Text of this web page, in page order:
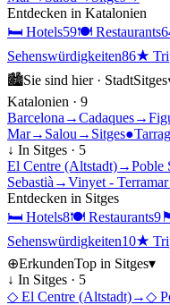
Entdecken in Katalonien
🛏 Hotels59🍽 Restaurants
Sehenswürdigkeiten86★
🏙Sie sind hier · StadtSitges
Katalonien · 9
Barcelona →Cadaques→
Mar→ Salou → Sitges●
↓ In Sitges · 5
El Centre (Altstadt)→Poble
Sebastià →Vinyet - Terramar
Entdecken in Sitges
🛏 Hotels8🍽 Restaurants9
Sehenswürdigkeiten10★
⊕ErkundenTop in Sitges▾
↓ In Sitges · 5
◇ El Centre (Altstadt)→◇